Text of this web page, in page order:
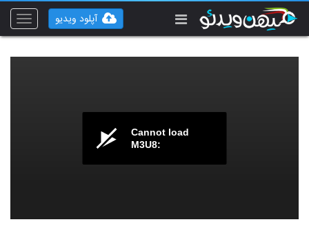
Toggle
آپلود ویدیو
Cannot load
M3U8: